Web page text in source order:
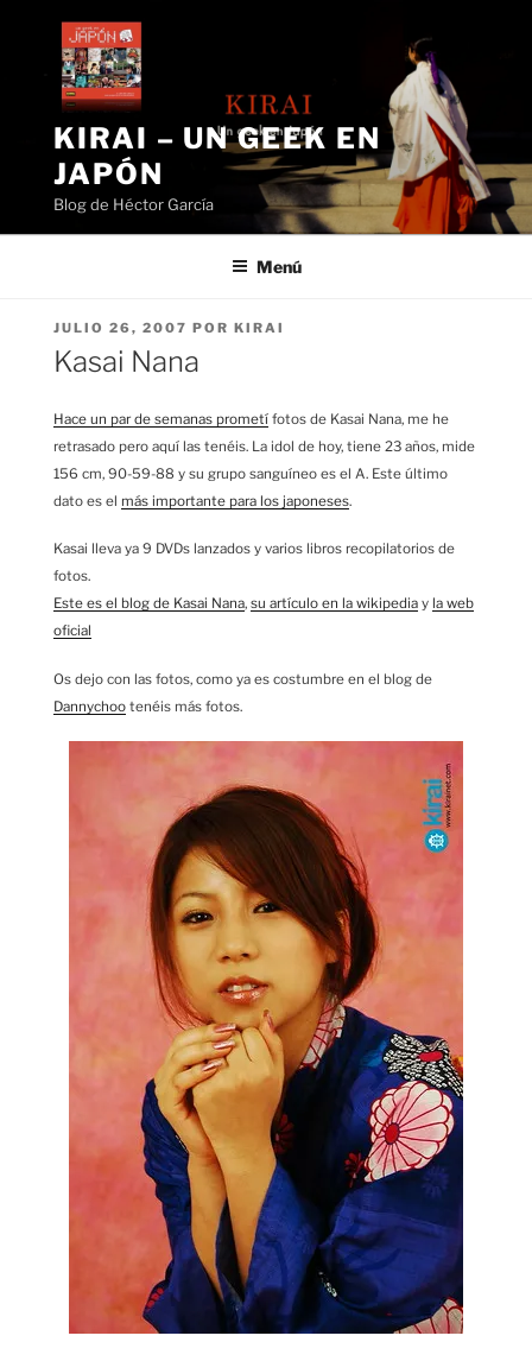
contenido
KIRAI – UN GEEK EN
JAPÓN
Blog de Héctor García
Menú
PUBLICADO
EL
JULIO 26, 2007 POR KIRAI
Kasai Nana
Hace un par de semanas prometí fotos de Kasai Nana, me he
retrasado pero aquí las tenéis. La idol de hoy, tiene 23 años, mide
156 cm, 90-59-88 y su grupo sanguíneo es el A. Este último
dato es el más importante para los japoneses.
Kasai lleva ya 9 DVDs lanzados y varios libros recopilatorios de
fotos.
Este es el blog de Kasai Nana, su artículo en la wikipedia y la web
oficial
Os dejo con las fotos, como ya es costumbre en el blog de
Dannychoo tenéis más fotos.